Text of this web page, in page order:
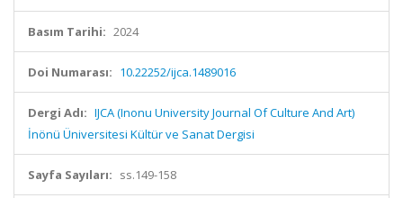
Basım Tarihi: 2024
Doi Numarası: 10.22252/ijca.1489016
Dergi Adı: IJCA (Inonu University Journal Of Culture And Art)
İnönü Üniversitesi Kültür ve Sanat Dergisi
Sayfa Sayıları: ss.149-158